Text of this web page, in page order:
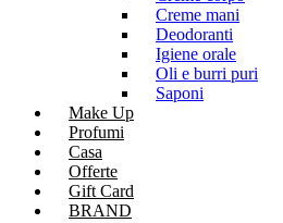
Creme mani
Deodoranti
Igiene orale
Oli e burri puri
Saponi
Make Up
Profumi
Casa
Offerte
Gift Card
BRAND